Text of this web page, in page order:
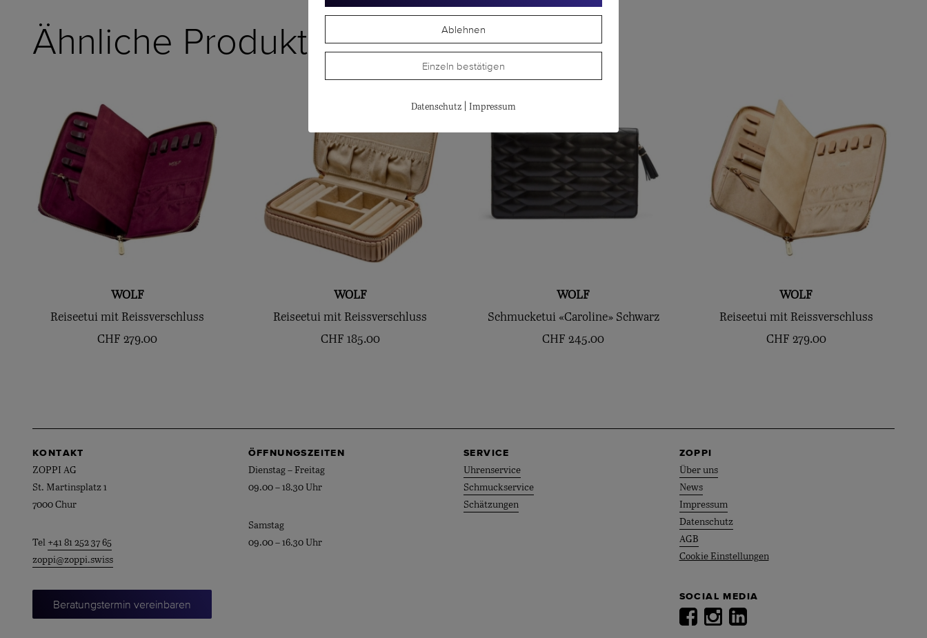
Ähnliche Produkte
WOLF
Reiseetui mit Reissverschluss
CHF 279.00
WOLF
Reiseetui mit Reissverschluss
CHF 185.00
WOLF
Schmucketui «Caroline» Schwarz
CHF 245.00
WOLF
Reiseetui mit Reissverschluss
CHF 279.00
KONTAKT
ZOPPI AG
St. Martinsplatz 1
7000 Chur
Tel +41 81 252 37 65
zoppi@zoppi.swiss
Beratungstermin vereinbaren
ÖFFNUNGSZEITEN
Dienstag – Freitag
09.00 – 18.30 Uhr
Samstag
09.00 – 16.30 Uhr
SERVICE
Uhrenservice
Schmuckservice
Schätzungen
ZOPPI
Über uns
News
Impressum
Datenschutz
AGB
Cookie Einstellungen
SOCIAL MEDIA
Ablehnen
Einzeln bestätigen
Datenschutz Impressum